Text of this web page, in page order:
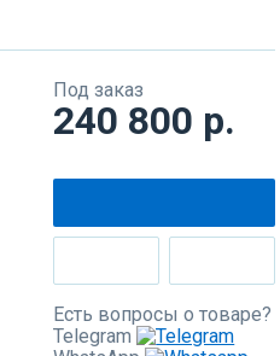
Под заказ
240 800 р.
Есть вопросы о товаре?
Telegram